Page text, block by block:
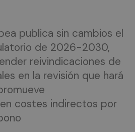
publica sin cambios el
de 2026-2030,
reivindicaciones de
en la revisión que hará
costes indirectos por